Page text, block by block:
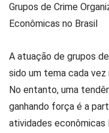
Grupos de Crime
Econômicas no Brasil
A atuação de grupos
sido um tema cada
No entanto, uma
ganhando força é a
atividades econômicas